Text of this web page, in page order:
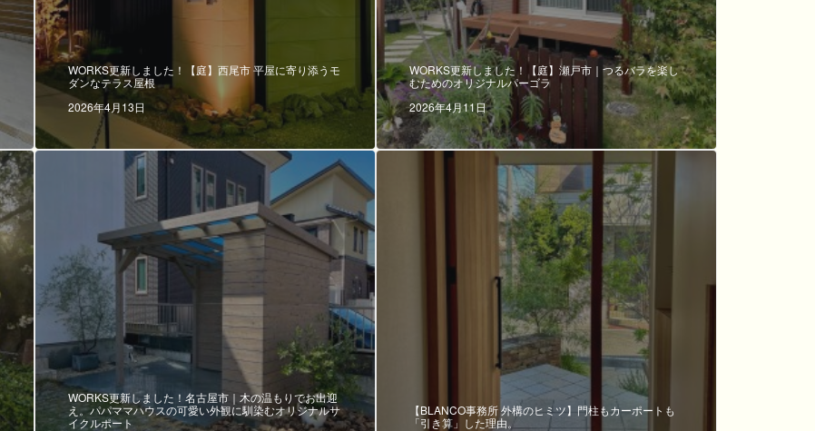
WORKS更新しました！【庭】西尾市 平屋に寄り添うモ
ダンなテラス屋根
2026年4月13日
WORKS更新しました！【庭】瀬戸市｜つるバラを楽し
むためのオリジナルパーゴラ
2026年4月11日
WORKS更新しました！名古屋市｜木の温もりでお出迎
え。パパママハウスの可愛い外観に馴染むオリジナルサ
イクルポート
【BLANCO事務所 外構のヒミツ】門柱もカーポートも
「引き算」した理由。